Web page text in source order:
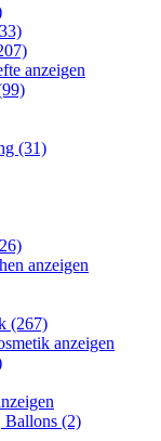
anzeigen
(31)
anzeigen
(267)
anzeigen
Ballons (2)